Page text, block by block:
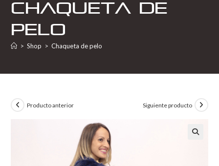
Chaqueta de
pelo
> Shop > Chaqueta de pelo
Producto anterior Siguiente producto